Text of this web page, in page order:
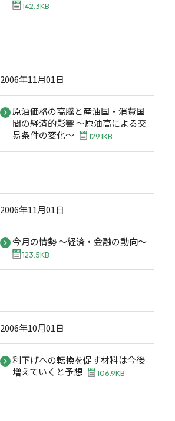
142.3KB
2006年11月01日
原油価格の高騰と産油国・消費国
間の経済的影響 ～原油高による交
易条件の変化～
129.1KB
2006年11月01日
今月の情勢 ～経済・金融の動向～
123.5KB
2006年10月01日
利下げへの転換を促す材料は今後
増えていくと予想
106.9KB